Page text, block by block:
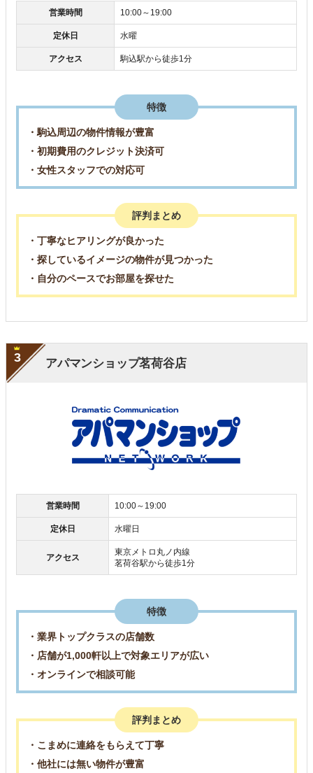
営業時間 10:00～19:00
定休日 水曜
アクセス 駒込駅から徒歩1分
特徴
・駒込周辺の物件情報が豊富
・初期費用のクレジット決済可
・女性スタッフでの対応可
評判まとめ
・丁寧なヒアリングが良かった
・探しているイメージの物件が見つかった
・自分のペースでお部屋を探せた
アパマンショップ茗荷谷店
3
営業時間 10:00～19:00
定休日 水曜日
アクセス
東京メトロ丸ノ内線
茗荷谷駅から徒歩1分
特徴
・業界トップクラスの店舗数
・店舗が1,000軒以上で対象エリアが広い
・オンラインで相談可能
評判まとめ
・こまめに連絡をもらえて丁寧
・他社には無い物件が豊富